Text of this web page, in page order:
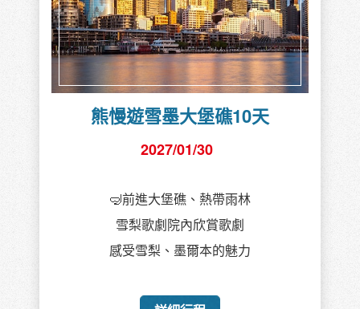
熊慢遊雪墨大堡礁10天
2027/01/30
🤿前進大堡礁、熱帶雨林
雪梨歌劇院內欣賞歌劇
感受雪梨、墨爾本的魅力